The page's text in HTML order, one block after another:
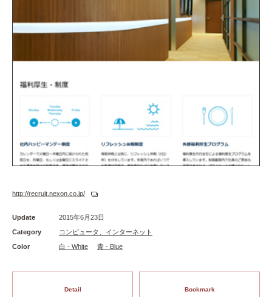
http://recruit.nexon.co.jp/
Update
2015年6月23日
Category
コンピュータ、インターネット
Color
白 - White 青 - Blue
Detail Bookmark